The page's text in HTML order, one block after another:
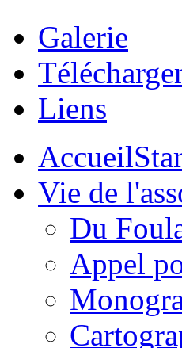
Galerie
Liens
Accueil
Vie de
Du
Appel